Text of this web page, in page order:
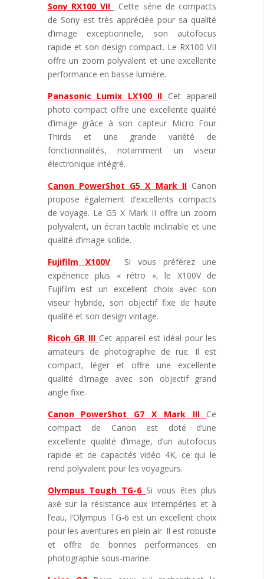
Sony RX100 VII
Cette série de compacts
de Sony est très appréciée pour sa qualité
d’image exceptionnelle, son autofocus
rapide et son design compact. Le RX100 VII
offre un zoom polyvalent et une excellente
performance en basse lumière.
Panasonic Lumix LX100 II Cet appareil
photo compact offre une excellente qualité
d’image grâce à son capteur Micro Four
Thirds et une grande variété de
fonctionnalités, notamment un viseur
électronique intégré.
Canon PowerShot G5 X Mark II Canon
propose également d’excellents compacts
de voyage. Le G5 X Mark II offre un zoom
polyvalent, un écran tactile inclinable et une
qualité d’image solide.
Fujifilm X100V
Si vous préférez une
expérience plus « rétro », le X100V de
Fujifilm est un excellent choix avec son
viseur hybride, son objectif fixe de haute
qualité et son design vintage.
Ricoh GR III Cet appareil est idéal pour les
amateurs de photographie de rue. Il est
compact, léger et offre une excellente
qualité d’image avec son objectif grand
angle fixe.
Canon PowerShot G7 X Mark III Ce
compact de Canon est doté d’une
excellente qualité d’image, d’un autofocus
rapide et de capacités vidéo 4K, ce qui le
rend polyvalent pour les voyageurs.
Olympus Tough TG-6 Si vous êtes plus
axé sur la résistance aux intempéries et à
l’eau, l’Olympus TG-6 est un excellent choix
pour les aventures en plein air. Il est robuste
et offre de bonnes performances en
photographie sous-marine.